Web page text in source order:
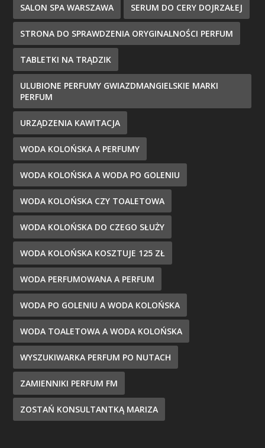
SALON SPA WARSZAWA SERUM DO CERY DOJRZAŁEJ
STRONA DO SPRAWDZENIA ORYGINALNOŚCI PERFUM
TABLETKI NA TRĄDZIK
ULUBIONE PERFUMY GWIAZDMANGIELSKIE MARKI
PERFUM
URZĄDZENIA KAWITACJA
WODA KOLOŃSKA A PERFUMY
WODA KOLOŃSKA A WODA PO GOLENIU
WODA KOLOŃSKA CZY TOALETOWA
WODA KOLOŃSKA DO CZEGO SŁUŻY
WODA KOLOŃSKA KOSZTUJE 125 ZŁ
WODA PERFUMOWANA A PERFUM
WODA PO GOLENIU A WODA KOLOŃSKA
WODA TOALETOWA A WODA KOLOŃSKA
WYSZUKIWARKA PERFUM PO NUTACH
ZAMIENNIKI PERFUM FM
ZOSTAŃ KONSULTANTKĄ MARIZA